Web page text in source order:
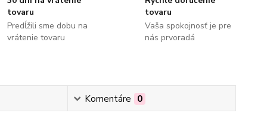
tovaru
Predĺžili sme dobu na
vrátenie tovaru
tovaru
Vaša spokojnosť je pre
nás prvoradá
Komentáre 0